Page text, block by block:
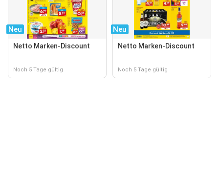
Neu
Netto Marken-Discount
Noch 5 Tage gültig
Neu
Netto Marken-Discount
Noch 5 Tage gültig